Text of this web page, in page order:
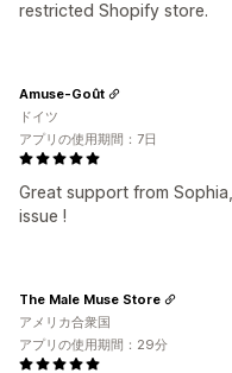
restricted Shopify store.
Great support from
issue !
Amuse-Goût
ドイツ
アプリの使用期間：7日
The Male Muse Store
アメリカ合衆国
アプリの使用期間：29分